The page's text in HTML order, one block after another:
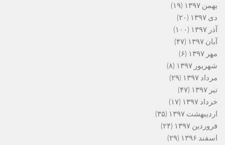
بهمن ۱۳۹۷
(۱۹)
دی ۱۳۹۷
(۲۰)
آذر ۱۳۹۷
(۱۰۰)
آبان ۱۳۹۷
(۴۷)
مهر ۱۳۹۷
(۶)
شهریور ۱۳۹۷
(۸)
مرداد ۱۳۹۷
(۲۹)
تیر ۱۳۹۷
(۴۷)
خرداد ۱۳۹۷
(۱۷)
اردیبهشت ۱۳۹۷
(۳۵)
فروردین ۱۳۹۷
(۲۴)
اسفند ۱۳۹۶
(۲۹)